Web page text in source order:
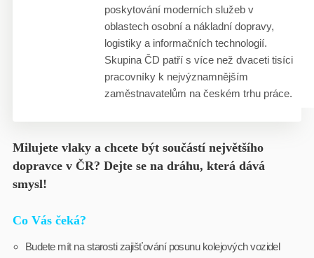
poskytování moderních služeb v
oblastech osobní a nákladní dopravy,
logistiky a informačních technologií.
Skupina ČD patří s více než dvaceti tisíci
pracovníky k nejvýznamnějším
zaměstnavatelům na českém trhu práce.
Milujete vlaky a chcete být součástí největšího
dopravce v ČR? Dejte se na dráhu, která dává
smysl!
Co Vás čeká?
Budete mít na starosti zajišťování posunu kolejových vozidel